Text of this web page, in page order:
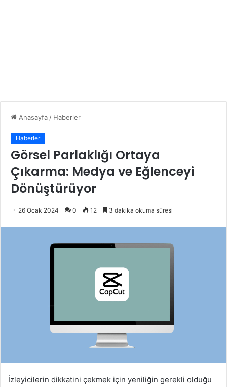
Anasayfa / Haberler
Haberler
Görsel Parlaklığı Ortaya
Çıkarma: Medya ve Eğlenceyi
Dönüştürüyor
26 Ocak 2024 0 12 3 dakika okuma süresi
İzleyicilerin dikkatini çekmek için yeniliğin gerekli olduğu